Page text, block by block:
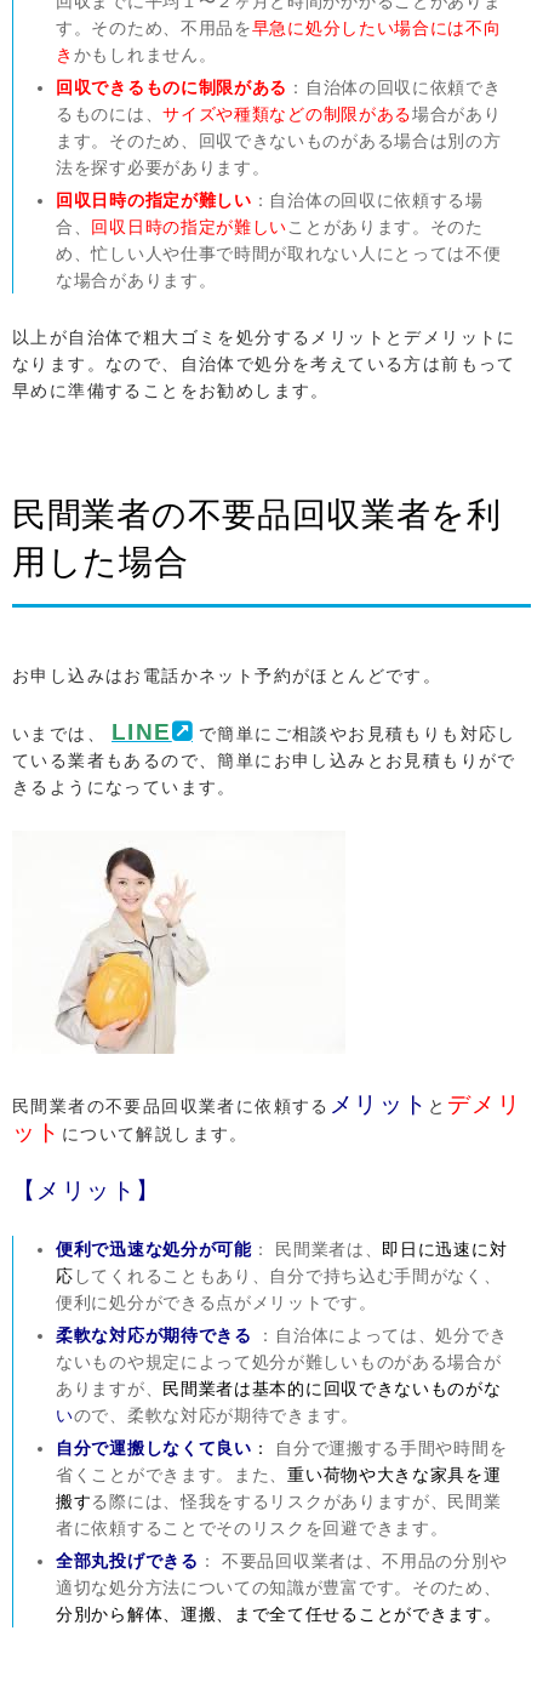
す。そのため、不用品を早急に処分したい場合には不向
き かもしれません。
回収できるものに制限がある ：自治体の回収に依頼でき
るものには、サイズや種類などの制限がある場合があり
ます。そのため、回収できないものがある場合は別の方
法を探す必要があります。
回収日時の指定が難しい ：自治体の回収に依頼する場
合、 回収日時の指定が難しいことがあります。そのた
め、忙しい人や仕事で時間が取れない人にとっては不便
な場合があります。
以上が自治体で粗大ゴミを処分するメリットとデメリットに
なります。なので、自治体で処分を考えている方は前もって
早めに準備することをお勧めします。
民間業者の不要品回収業者を利
用した場合
お申し込みはお電話かネット予約がほとんどです。
いまでは、 LINE
で簡単にご相談やお見積もりも対応し
ている業者もあるので、簡単にお申し込みとお見積もりがで
きるようになっています。
民間業者の不要品回収業者に依頼する メリット と デメリ
ット について解説します。
【メリット】
便利で迅速な処分が可能： 民間業者は、
即日に迅速に対
応 してくれることもあり、自分で持ち込む手間がなく、
便利に処分ができる点がメリットです。
柔軟な対応が期待できる
：自治体によっては、処分でき
ないものや規定によって処分が難しいものがある場合が
ありますが、
民間業者は基本的に回収できないものがな
いので、柔軟な対応が期待できます。
自分で運搬しなくて良い ：
自分で運搬する手間や時間を
省くことができます。また、重い荷物や大きな家具を運
搬する際には、怪我をするリスクがありますが、民間業
者に依頼することでそのリスクを回避できます。
全部丸投げできる ： 不要品回収業者は、不用品の分別や
適切な処分方法についての知識が豊富です。そのため、
分別から解体、運搬、まで全て任せることができます。